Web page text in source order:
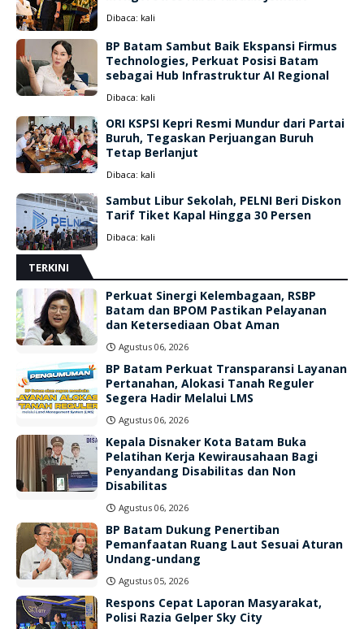
Dibaca: kali
BP Batam Sambut Baik Ekspansi Firmus
Technologies, Perkuat Posisi Batam
sebagai Hub Infrastruktur AI Regional
Dibaca: kali
ORI KSPSI Kepri Resmi Mundur dari Partai
Buruh, Tegaskan Perjuangan Buruh
Tetap Berlanjut
Dibaca: kali
Sambut Libur Sekolah, PELNI Beri Diskon
Tarif Tiket Kapal Hingga 30 Persen
Dibaca: kali
TERKINI
Perkuat Sinergi Kelembagaan, RSBP
Batam dan BPOM Pastikan Pelayanan
dan Ketersediaan Obat Aman
Agustus 06, 2026
BP Batam Perkuat Transparansi Layanan
Pertanahan, Alokasi Tanah Reguler
Segera Hadir Melalui LMS
Agustus 06, 2026
Kepala Disnaker Kota Batam Buka
Pelatihan Kerja Kewirausahaan Bagi
Penyandang Disabilitas dan Non
Disabilitas
Agustus 06, 2026
BP Batam Dukung Penertiban
Pemanfaatan Ruang Laut Sesuai Aturan
Undang-undang
Agustus 05, 2026
Respons Cepat Laporan Masyarakat,
Polisi Razia Gelper Sky City